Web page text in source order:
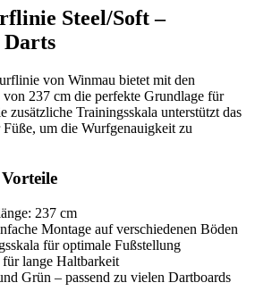
Steel/Soft –
Darts
von Winmau bietet mit den
237 cm die perfekte Grundlage für
zusätzliche Trainingsskala unterstützt das
Füße, um die Wurfgenauigkeit zu
237 cm
Montage auf verschiedenen Böden
für optimale Fußstellung
lange Haltbarkeit
Grün – passend zu vielen Dartboards